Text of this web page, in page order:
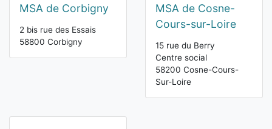
MSA de Corbigny
2 bis rue des Essais
58800 Corbigny
MSA de Cosne-
Cours-sur-Loire
15 rue du Berry
Centre social
58200 Cosne-Cours-
Sur-Loire